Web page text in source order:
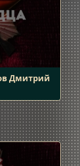
Дмитрий